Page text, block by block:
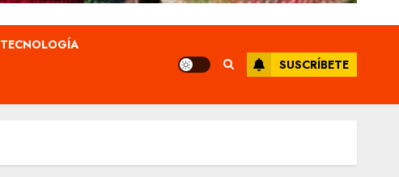
TECNOLOGÍA
SUSCRÍBETE